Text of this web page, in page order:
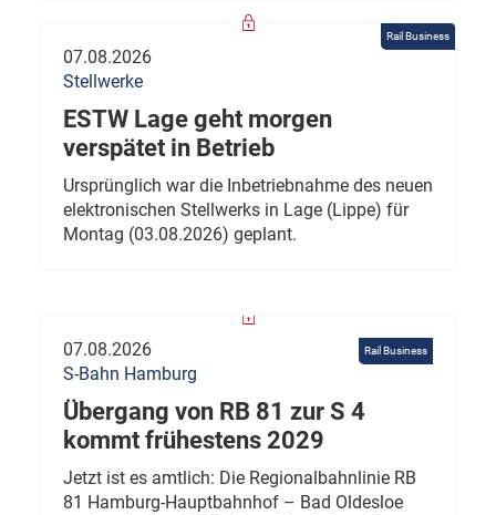
Rail Business
07.08.2026
Stellwerke
ESTW Lage geht morgen
verspätet in Betrieb
Ursprünglich war die Inbetriebnahme des neuen
elektronischen Stellwerks in Lage (Lippe) für
Montag (03.08.2026) geplant.
Rail Business
07.08.2026
S-Bahn Hamburg
Übergang von RB 81 zur S 4
kommt frühestens 2029
Jetzt ist es amtlich: Die Regionalbahnlinie RB
81 Hamburg-Hauptbahnhof – Bad Oldesloe